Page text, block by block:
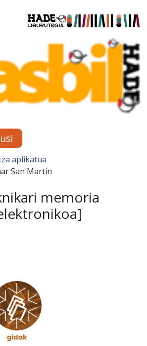
Fitxa -
aplikatua
San Martin
memoria